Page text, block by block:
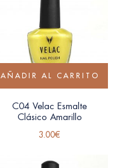
AÑADIR AL CARRITO
C04 Velac Esmalte
Clásico Amarillo
3.00€